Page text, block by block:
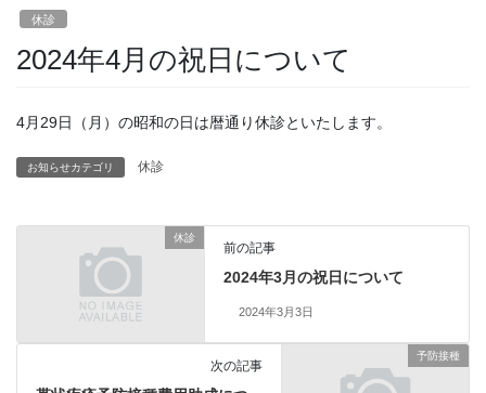
休診
2024年4月の祝日について
4月29日（月）の昭和の日は暦通り休診といたします。
お知らせカテゴリ 休診
休診
前の記事
2024年3月の祝日について
2024年3月3日
予防接種
次の記事